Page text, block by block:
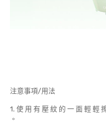
注意事項/用法
1. 使 用 有 壓 紋 的 一 面 輕 輕
。